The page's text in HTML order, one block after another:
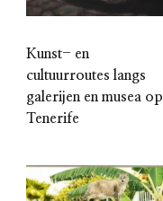
Kunst- en
cultuurroutes langs
galerijen en musea op
Tenerife